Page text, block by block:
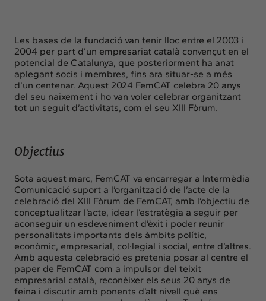
Les bases de la fundació van tenir lloc entre el 2003 i
2004 per part d’un empresariat català convençut en el
potencial de Catalunya, que posteriorment ha anat
aplegant socis i membres, fins ara situar-se a més
d’un centenar. Aquest 2024 FemCAT celebra 20 anys
del seu naixement i ho van voler celebrar organitzant
tot un seguit d’activitats, com el seu XIII Fòrum.
Objectius
Sota aquest marc, FemCAT va encarregar a Intermèdia
Comunicació suport a l’organització de l’acte de la
celebració del XIII Fòrum de FemCAT, amb l’objectiu de
conceptualitzar l’acte, idear l’estratègia a seguir per
aconseguir un esdeveniment d’èxit i poder reunir
personalitats importants dels àmbits polític,
econòmic, empresarial, col·legial i social, entre d’altres.
Amb aquesta celebració es pretenia posar al centre el
paper de FemCAT com a impulsor del teixit
empresarial català, reconèixer els seus 20 anys de
feina i discutir amb ponents d’alt nivell què ens